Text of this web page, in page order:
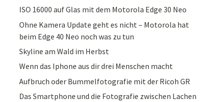
ISO 16000 auf Glas mit dem Motorola Edge 30 Neo
Ohne Kamera Update geht es nicht – Motorola hat
beim Edge 40 Neo noch was zu tun
Skyline am Wald im Herbst
Wenn das Iphone aus dir drei Menschen macht
Aufbruch oder Bummelfotografie mit der Ricoh GR
Das Smartphone und die Fotografie zwischen Lachen